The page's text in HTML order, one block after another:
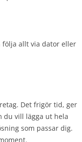
följa allt via dator eller
Det frigör tid, ger
du vill lägga ut hela
som passar dig.